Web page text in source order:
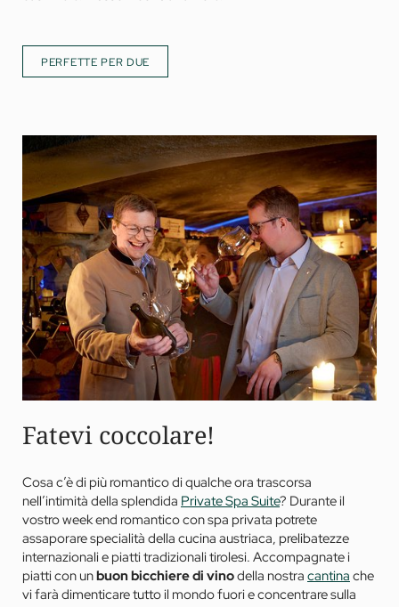
PERFETTE PER DUE
Fatevi coccolare!
Cosa c’è di più romantico di qualche ora trascorsa
nell’intimità della splendida Private Spa Suite? Durante il
vostro week end romantico con spa privata potrete
assaporare specialità della cucina austriaca, prelibatezze
internazionali e piatti tradizionali tirolesi. Accompagnate i
piatti con unbuon bicchiere di vinodella nostra cantina che
vi farà dimenticare tutto il mondo fuori e concentrare sulla